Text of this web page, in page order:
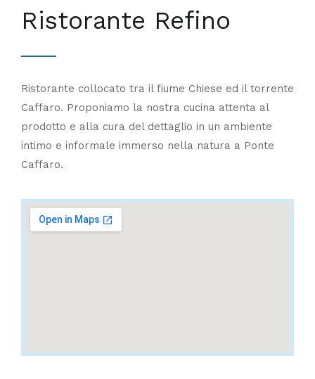
Ristorante Refino
Ristorante collocato tra il fiume Chiese ed il torrente
Caffaro. Proponiamo la nostra cucina attenta al
prodotto e alla cura del dettaglio in un ambiente
intimo e informale immerso nella natura a Ponte
Caffaro.